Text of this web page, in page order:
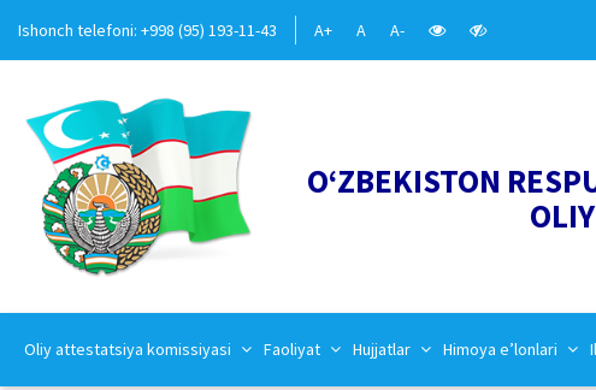
Ishonch telefoni: +998 (95) 193-11-43 A+ A A-
O‘ZBEKISTON
Oliy attestatsiya komissiyasi Faoliyat Hujjatlar Himoya e’lonlari